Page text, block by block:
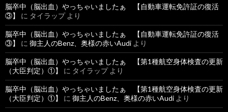
脳卒中（脳出血）やっちゃいましたぁ 【自動車運転免許証の復活
③】
に タイラップより
脳卒中（脳出血）やっちゃいましたぁ 【自動車運転免許証の復活
③】
に 御主人のBenz、奥様の赤いAudi より
脳卒中（脳出血）やっちゃいましたぁ 【第1種航空身体検査の更新
（大臣判定）①】
に タイラップより
脳卒中（脳出血）やっちゃいましたぁ 【第1種航空身体検査の更新
（大臣判定）①】
に 御主人のBenz、奥様の赤いAudi より